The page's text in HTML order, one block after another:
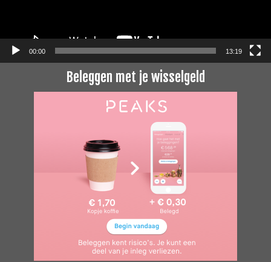
00:00 13:19
Beleggen met je wisselgeld